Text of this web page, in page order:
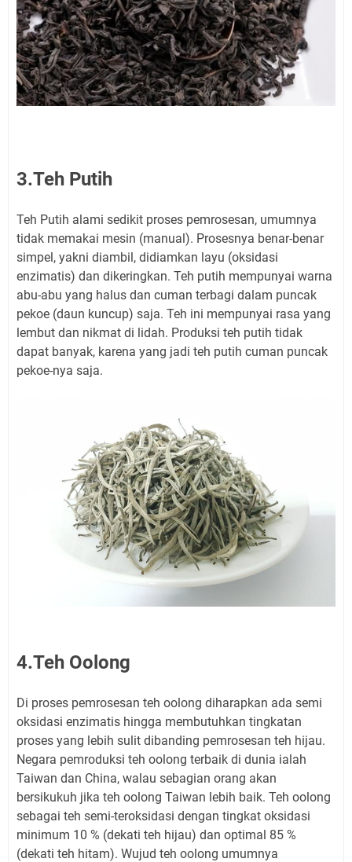
3.Teh Putih
Teh Putih alami sedikit proses pemrosesan, umumnya
tidak memakai mesin (manual). Prosesnya benar-benar
simpel, yakni diambil, didiamkan layu (oksidasi
enzimatis) dan dikeringkan. Teh putih mempunyai warna
abu-abu yang halus dan cuman terbagi dalam puncak
pekoe (daun kuncup) saja. Teh ini mempunyai rasa yang
lembut dan nikmat di lidah. Produksi teh putih tidak
dapat banyak, karena yang jadi teh putih cuman puncak
pekoe-nya saja.
4.Teh Oolong
Di proses pemrosesan teh oolong diharapkan ada semi
oksidasi enzimatis hingga membutuhkan tingkatan
proses yang lebih sulit dibanding pemrosesan teh hijau.
Negara pemroduksi teh oolong terbaik di dunia ialah
Taiwan dan China, walau sebagian orang akan
bersikukuh jika teh oolong Taiwan lebih baik. Teh oolong
sebagai teh semi-teroksidasi dengan tingkat oksidasi
minimum 10 % (dekati teh hijau) dan optimal 85 %
(dekati teh hitam). Wujud teh oolong umumnya